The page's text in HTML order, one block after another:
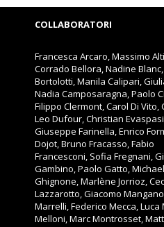
COLLABORATORI
Francesca Arcaro, Massimo
Corrado Bellora, Nadine
Bortolotti, Manila Calipari,
Nadia Camposaragna, Paolo
Filippo Clermont, Carol Di Vito,
Leo Dufour, Christian
Giuseppe Farinella, Enrico
Dojot, Bruno Fracasso, Fabio
Francesconi, Sofia Fregnani,
Gambino, Paolo Gatto, Michael
Ghignone, Marlène Jorrioz,
Lazzarotto, Giacomo
Marrelli, Federico Mecca, Luca
Melloni, Marc Montrosset,